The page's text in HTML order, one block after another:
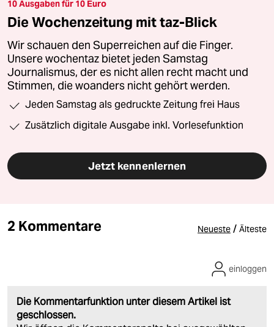
10 Ausgaben für 10 Euro
Die Wochenzeitung mit taz-Blick
Wir schauen den Superreichen auf die Finger.
Unsere wochentaz bietet jeden Samstag
Journalismus, der es nicht allen recht macht und
Stimmen, die woanders nicht gehört werden.
Jeden Samstag als gedruckte Zeitung frei Haus
Zusätzlich digitale Ausgabe inkl. Vorlesefunktion
Jetzt kennenlernen
2 Kommentare Neueste / Älteste
Die Kommentarfunktion unter diesem Artikel ist
geschlossen.
einloggen